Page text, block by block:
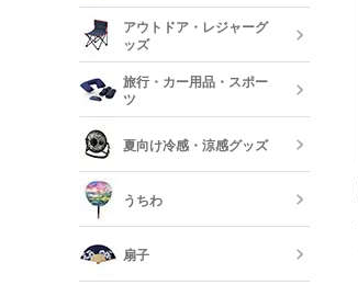
アウトドア・レジャーグ
ッズ
旅行・カー用品・スポー
ツ
夏向け冷感・涼感グッズ
うちわ
扇子